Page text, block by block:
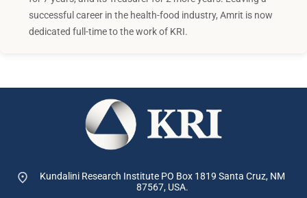
successful career in the health-food industry, Amrit is now
dedicated full-time to the work of KRI.
Kundalini Research Institute PO Box 1819 Santa Cruz, NM
87567, USA.